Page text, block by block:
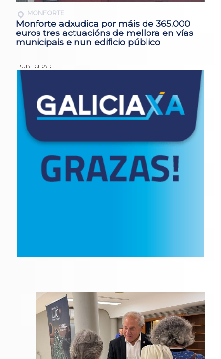
MONFORTE
Monforte adxudica por máis de 365.000
euros tres actuacións de mellora en vías
municipais e nun edificio público